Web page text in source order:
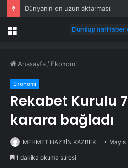
Menü
Anasayfa / Ekonomi
Ekonomi
Rekabet Kurulu
karara bağladı
MEHMET HAZBİN KAZBEK Mayıs
1 dakika okuma süresi